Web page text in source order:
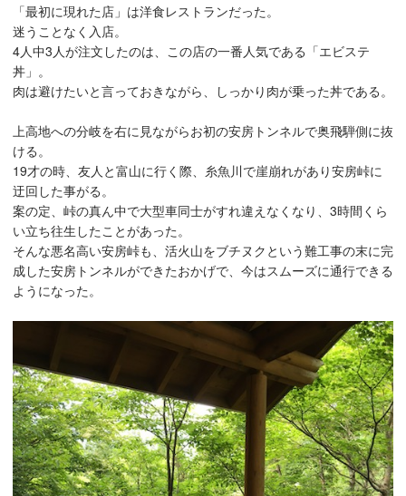
「最初に現れた店」は洋食レストランだった。
迷うことなく入店。
4人中3人が注文したのは、この店の一番人気である「エビステ
丼」。
肉は避けたいと言っておきながら、しっかり肉が乗った丼である。
上高地への分岐を右に見ながらお初の安房トンネルで奥飛騨側に抜
ける。
19才の時、友人と富山に行く際、糸魚川で崖崩れがあり安房峠に
迂回した事がる。
案の定、峠の真ん中で大型車同士がすれ違えなくなり、3時間くら
い立ち往生したことがあった。
そんな悪名高い安房峠も、活火山をブチヌクという難工事の末に完
成した安房トンネルができたおかげで、今はスムーズに通行できる
ようになった。